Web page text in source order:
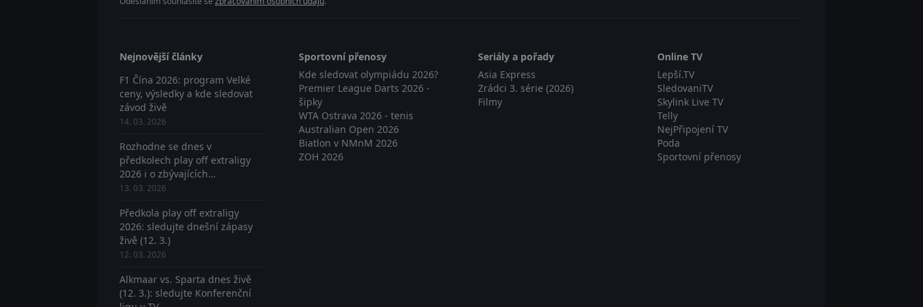
Nejnovější články
F1 Čína 2026: program Velké
ceny, výsledky a kde sledovat
závod živě
14. 03. 2026
Rozhodne se dnes v
předkolech play off extraligy
2026 i o zbývajících
postupujících? Sledujte živě
13. 03. 2026
Předkola play off extraligy
2026: sledujte dnešní zápasy
živě (12. 3.)
12. 03. 2026
Alkmaar vs. Sparta dnes živě
(12. 3.): sledujte Konferenční
Sportovní přenosy
Kde sledovat olympiádu 2026?
Premier League Darts 2026 -
šipky
WTA Ostrava 2026 - tenis
Australian Open 2026
Biatlon v NMnM 2026
ZOH 2026
Seriály a pořady
Asia Express
Zrádci 3. série (2026)
Filmy
Online TV
Lepší.TV
SledovaniTV
Skylink Live TV
Telly
NejPřipojení TV
Poda
Sportovní přenosy